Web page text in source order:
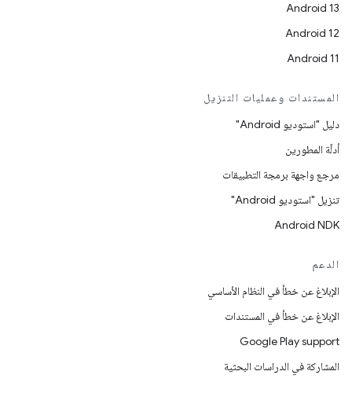
Android 13
Android 12
Android 11
المستندات وعمليات التنزيل
دليل "استوديو Android"
أدلّة المطورين
مرجع واجهة برمجة التطبيقات
تنزيل "استوديو Android"
Android NDK
الدعم
الإبلاغ عن خطأ في النظام الأساسي
الإبلاغ عن خطأ في المستندات
Google Play support
المشاركة في الدراسات البحثية